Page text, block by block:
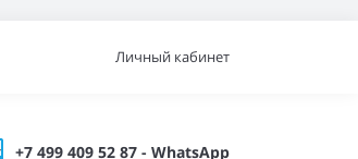
Личный кабинет
+7 499 409 52 87 - WhatsApp